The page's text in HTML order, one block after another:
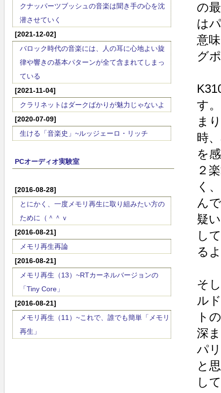
クナッパーツブッシュの音楽は聞き手の心を沈
潜させていく
[2021-12-02]
バロック時代の音楽には、人の耳に心地よい旋
律や響きの基本パターンが全て含まれてしまっ
ている
[2021-11-04]
クラリネットはダークばかりが魅力じゃないよ
[2020-07-09]
生ける「音楽史」~ルッジェーロ・リッチ
PCオーディオ実験室
[2016-08-28]
とにかく、一度メモリ再生に取り組みたい方の
ために（＾＾ｖ
[2016-08-21]
メモリ再生再論
[2016-08-21]
メモリ再生（13）~RTカーネルバージョンの
「Tiny Core」
[2016-08-21]
メモリ再生（11）~これで、誰でも簡単「メモリ
再生」
の
は
意
グ
す
ま
時
を
２
く
ん
疑
し
る
そ
ル
ト
深
パ
と
し